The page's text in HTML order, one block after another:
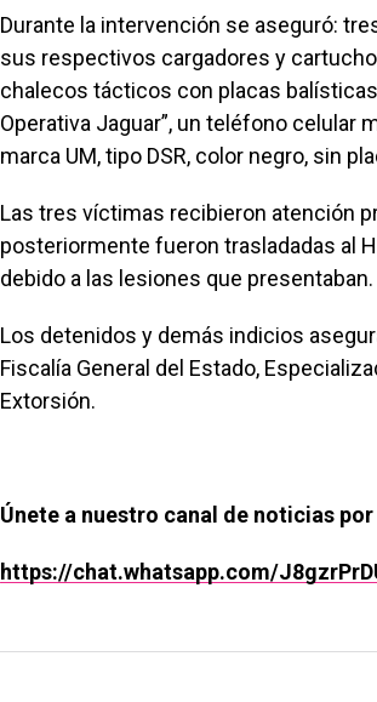
Durante la intervención se aseguró:
sus respectivos cargadores y
chalecos tácticos con placas
Operativa Jaguar”, un teléfono celular
marca UM, tipo DSR, color negro, sin
Las tres víctimas recibieron atención
posteriormente fueron trasladadas al
debido a las lesiones que presentaban.
Los detenidos y demás indicios
Fiscalía General del Estado,
Extorsión.
Únete a nuestro canal de noticias por
https://chat.whatsapp.com/